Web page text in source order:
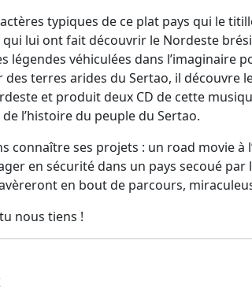
typiques de ce plat pays qui le
lui ont fait découvrir le Nordeste
légendes véhiculées dans l’imaginaire
terres arides du Sertao, il découvre
et produit deux CD de cette
l’histoire du peuple du Sertao.
connaître ses projets : un road movie à
en sécurité dans un pays secoué
en bout de parcours,
nous tiens !